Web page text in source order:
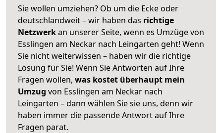
Sie wollen umziehen? Ob um die Ecke oder
deutschlandweit – wir haben das richtige
Netzwerkan unserer Seite, wenn es Umzüge von
Esslingen am Neckar nach Leingarten geht! Wenn
Sie nicht weiterwissen – haben wir die richtige
Lösung für Sie! Wenn Sie Antworten auf Ihre
Fragen wollen, was kostet überhaupt mein
Umzug von Esslingen am Neckar nach
Leingarten – dann wählen Sie sie uns, denn wir
haben immer die passende Antwort auf Ihre
Fragen parat.